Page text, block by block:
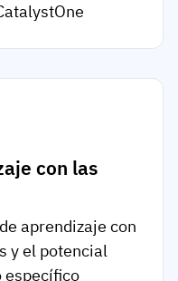
con las
aprendizaje con
y el potencial
específico